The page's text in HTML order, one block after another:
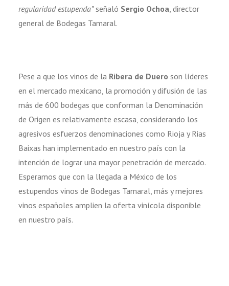
regularidad estupenda”señaló Sergio Ochoa , director
general de Bodegas Tamaral.
Pese a que los vinos de la Ribera de Duero son líderes
en el mercado mexicano, la promoción y difusión de las
más de 600 bodegas que conforman la Denominación
de Origen es relativamente escasa, considerando los
agresivos esfuerzos denominaciones como Rioja y Rias
Baixas han implementado en nuestro país con la
intención de lograr una mayor penetración de mercado.
Esperamos que con la llegada a México de los
estupendos vinos de Bodegas Tamaral, más y mejores
vinos españoles amplien la oferta vinícola disponible
en nuestro país.